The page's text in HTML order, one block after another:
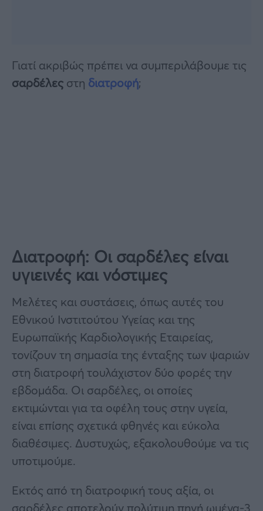
Γιατί ακριβώς πρέπει να συμπεριλάβουμε τις
σαρδέλες στη διατροφή;
Διατροφή: Οι σαρδέλες είναι
υγιεινές και νόστιμες
Μελέτες και συστάσεις, όπως αυτές του
Εθνικού Ινστιτούτου Υγείας και της
Ευρωπαϊκής Καρδιολογικής Εταιρείας,
τονίζουν τη σημασία της ένταξης των ψαριών
στη διατροφή τουλάχιστον δύο φορές την
εβδομάδα. Οι σαρδέλες, οι οποίες
εκτιμώνται για τα οφέλη τους στην υγεία,
είναι επίσης σχετικά φθηνές και εύκολα
διαθέσιμες. Δυστυχώς, εξακολουθούμε να τις
υποτιμούμε.
Εκτός από τη διατροφική τους αξία, οι
σαρδέλες αποτελούν πολύτιμη πηγή ωμέγα-3